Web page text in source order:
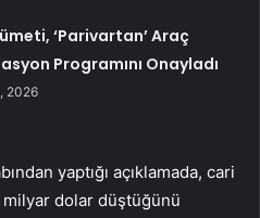
‘Parivartan’ Araç
Programını Onayladı
2026
yaptığı açıklamada, cari
milyar dolar düştüğünü